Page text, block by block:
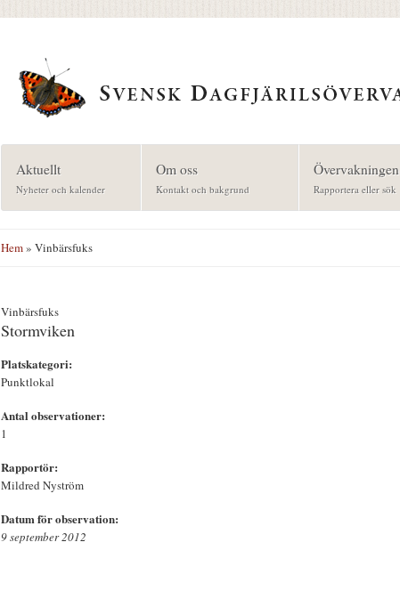
Aktuellt
Nyheter och kalender
Om oss
Kontakt och bakgrund
Övervakningen
Rapportera eller sök
Hem» Vinbärsfuks
Vinbärsfuks
Stormviken
Platskategori:
Punktlokal
Antal observationer:
1
Rapportör:
Mildred Nyström
Datum för observation:
9 september 2012